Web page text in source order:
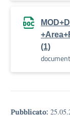
(1)
Pubblicato: